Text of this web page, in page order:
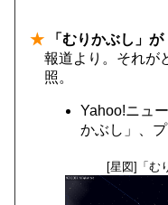
★ 「むりかぶし」
報道より。それが
照。
Yahoo!ニュ
かぶし」、
[星図]「む